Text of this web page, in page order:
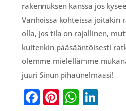
rakennuksen kanssa jos
Vanhoissa kohteissa joitakin
olla, jos tila on rajallinen,
kuitenkin pääsääntöisesti
olemme mielellämme
juuri Sinun pihaunelmaasi!
F Pi W Li